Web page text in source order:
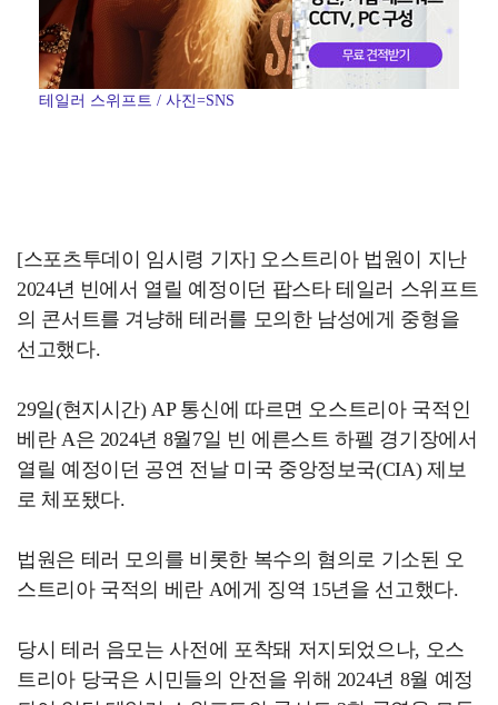
테일러 스위프트 / 사진=SNS
[스포츠투데이 임시령 기자] 오스트리아 법원이 지난
2024년 빈에서 열릴 예정이던 팝스타 테일러 스위프트
의 콘서트를 겨냥해 테러를 모의한 남성에게 중형을
선고했다.
29일(현지시간) AP 통신에 따르면 오스트리아 국적인
베란 A은 2024년 8월7일 빈 에른스트 하펠 경기장에서
열릴 예정이던 공연 전날 미국 중앙정보국(CIA) 제보
로 체포됐다.
법원은 테러 모의를 비롯한 복수의 혐의로 기소된 오
스트리아 국적의 베란 A에게 징역 15년을 선고했다.
당시 테러 음모는 사전에 포착돼 저지되었으나, 오스
트리아 당국은 시민들의 안전을 위해 2024년 8월 예정